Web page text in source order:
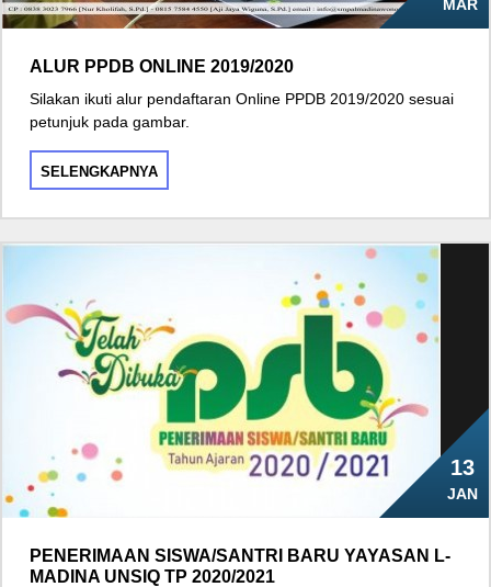
MAR
ALUR PPDB ONLINE 2019/2020
Silakan ikuti alur pendaftaran Online PPDB 2019/2020 sesuai
petunjuk pada gambar.
SELENGKAPNYA
13
JAN
PENERIMAAN SISWA/SANTRI BARU YAYASAN L-
MADINA UNSIQ TP 2020/2021